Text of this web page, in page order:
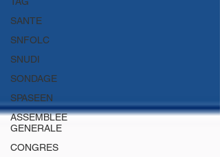
SANTE
SNFOLC
SNUDI
SONDAGE
SPASEEN
ASSEMBLEE
GENERALE
CONGRES